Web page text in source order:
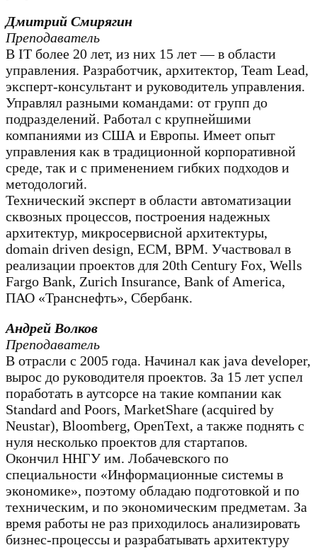
Дмитрий Смирягин
Преподаватель
В IT более 20 лет, из них 15 лет — в области
управления. Разработчик, архитектор, Team Lead,
эксперт-консультант и руководитель управления.
Управлял разными командами: от групп до
подразделений. Работал с крупнейшими
компаниями из США и Европы. Имеет опыт
управления как в традиционной корпоративной
среде, так и с применением гибких подходов и
методологий.
Технический эксперт в области автоматизации
сквозных процессов, построения надежных
архитектур, микросервисной архитектуры,
domain driven design, ECM, BPM. Участвовал в
реализации проектов для 20th Century Fox, Wells
Fargo Bank, Zurich Insurance, Bank of America,
ПАО «Транснефть», Сбербанк.
Андрей Волков
Преподаватель
В отрасли с 2005 года. Начинал как java developer,
вырос до руководителя проектов. За 15 лет успел
поработать в аутсорсе на такие компании как
Standard and Poors, MarketShare (acquired by
Neustar), Bloomberg, OpenText, а также поднять с
нуля несколько проектов для стартапов.
Окончил ННГУ им. Лобачевского по
специальности «Информационные системы в
экономике», поэтому обладаю подготовкой и по
техническим, и по экономическим предметам. За
время работы не раз приходилось анализировать
бизнес-процессы и разрабатывать архитектуру